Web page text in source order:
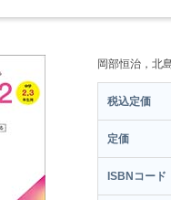
岡部恒治，
税込定価
定価
ISBNコード